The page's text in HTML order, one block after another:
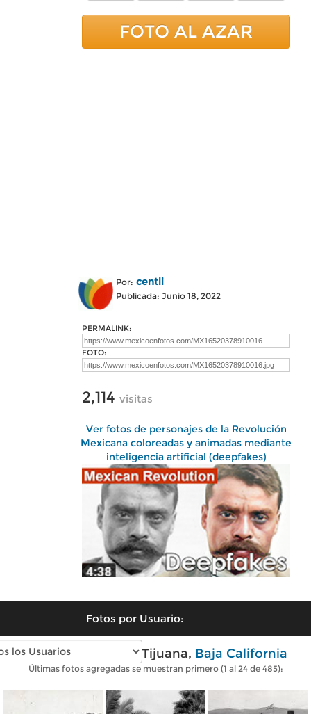
FOTO AL AZAR
Por: centli
Publicada: Junio 18, 2022
PERMALINK:
FOTO:
2,114 visitas
Ver fotos de personajes de la Revolución
Mexicana coloreadas y animadas mediante
inteligencia artificial (deepfakes)
Fotos por Usuario:
Fotos antiguas de Tijuana, Baja California
Últimas fotos agregadas se muestran primero (1 al 24 de 485):